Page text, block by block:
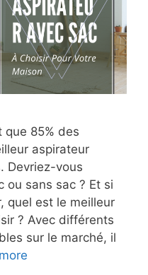
que 85% des
aspirateur
Devriez-vous
ou sans sac ? Et si
quel est le meilleur
? Avec différents
sur le marché, il